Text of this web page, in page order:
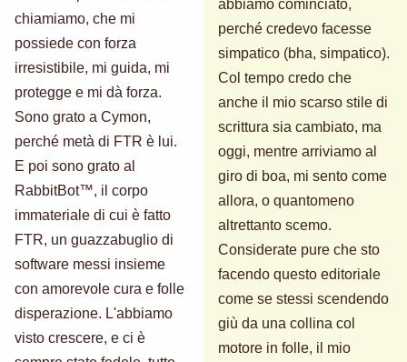
chiamiamo, che mi
possiede con forza
irresistibile, mi guida, mi
protegge e mi dà forza.
Sono grato a Cymon,
perché metà di FTR è lui.
E poi sono grato al
RabbitBot™, il corpo
immateriale di cui è fatto
FTR, un guazzabuglio di
software messi insieme
con amorevole cura e folle
disperazione. L'abbiamo
visto crescere, e ci è
abbiamo cominciato,
perché credevo facesse
simpatico (bha, simpatico).
Col tempo credo che
anche il mio scarso stile di
scrittura sia cambiato, ma
oggi, mentre arriviamo al
giro di boa, mi sento come
allora, o quantomeno
altrettanto scemo.
Considerate pure che sto
facendo questo editoriale
come se stessi scendendo
giù da una collina col
motore in folle, il mio